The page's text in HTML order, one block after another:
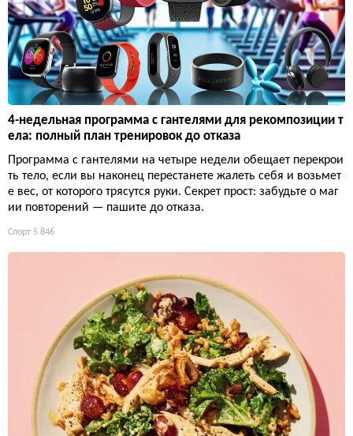
4-недельная программа с гантелями для рекомпозиции т
ела: полный план тренировок до отказа
Программа с гантелями на четыре недели обещает перекрои
ть тело, если вы наконец перестанете жалеть себя и возьмет
е вес, от которого трясутся руки. Секрет прост: забудьте о маг
ии повторений — пашите до отказа.
Спорт 5 846